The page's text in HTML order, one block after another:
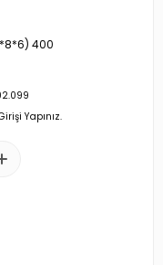
400
Yapınız.